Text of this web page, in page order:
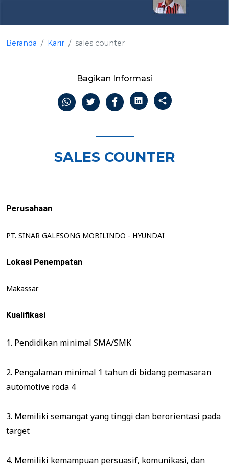
Beranda Karir sales counter
Bagikan Informasi
SALES COUNTER
Perusahaan
PT. SINAR GALESONG MOBILINDO - HYUNDAI
Lokasi Penempatan
Makassar
Kualifikasi
1. Pendidikan minimal SMA/SMK
2. Pengalaman minimal 1 tahun di bidang pemasaran
automotive roda 4
3. Memiliki semangat yang tinggi dan berorientasi pada
target
4. Memiliki kemampuan persuasif, komunikasi, dan